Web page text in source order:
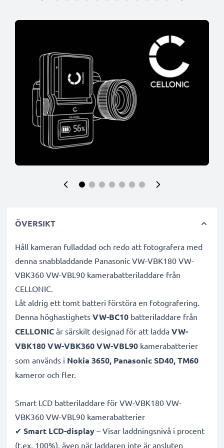
ÖVERSIKT
Håll kameran fulladdad och redo att fotografera med
denna snabbladdande Panasonic VW-VBK180 VW-
VBK360 VW-VBL90 kamerabatteriladdare från
CELLONIC.
Låt aldrig ett tomt batteri förstöra en fotografering.
Denna höghastighets VW-BC10 batteriladdare från
CELLONIC är särskilt designad för att ladda VW-
VBK180 VW-VBK360 VW-VBL90 kamerabatterier
som används i Nokia 3650, Panasonic SD40, TM60
kameror och fler.
Smart LCD batteriladdare för VW-VBK180 VW-
VBK360 VW-VBL90 kamerabatterier
✔ Smart LCD-display – Visar laddningsnivå i procent
(t.ex. 100%), även när laddaren inte är ansluten